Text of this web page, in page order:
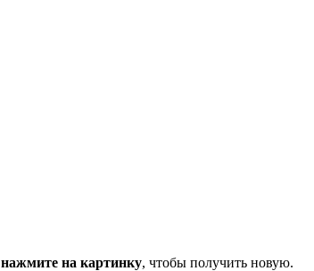
нажмите на картинку, чтобы получить новую.